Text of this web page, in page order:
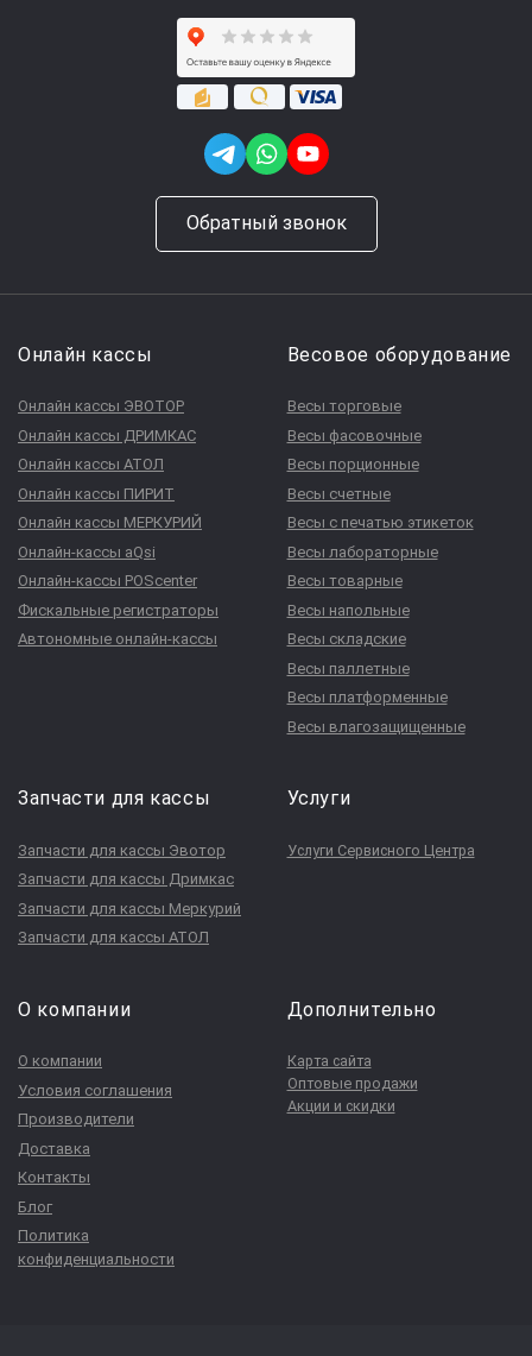
Обратный звонок
Онлайн кассы
Онлайн кассы ЭВОТОР
Онлайн кассы ДРИМКАС
Онлайн кассы АТОЛ
Онлайн кассы ПИРИТ
Онлайн кассы МЕРКУРИЙ
Онлайн-кассы aQsi
Онлайн-кассы POScenter
Фискальные регистраторы
Автономные онлайн-кассы
Весовое оборудование
Весы торговые
Весы фасовочные
Весы порционные
Весы счетные
Весы с печатью этикеток
Весы лабораторные
Весы товарные
Весы напольные
Весы складские
Весы паллетные
Весы платформенные
Весы влагозащищенные
Запчасти для кассы
Запчасти для кассы Эвотор
Запчасти для кассы Дримкас
Запчасти для кассы Меркурий
Запчасти для кассы АТОЛ
Услуги
Услуги Сервисного Центра
О компании
О компании
Условия соглашения
Производители
Доставка
Контакты
Блог
Политика
конфиденциальности
Дополнительно
Карта сайта
Оптовые продажи
Акции и скидки